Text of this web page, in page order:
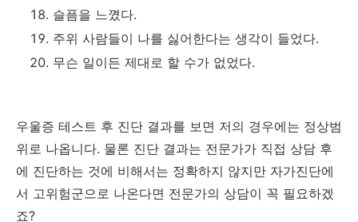
슬픔을 느꼈다.
주위 사람들이 나를 싫어한다는 생각이 들었다.
무슨 일이든 제대로 할 수가 없었다.
우울증 테스트 후 진단 결과를 보면 저의 경우에는 정상범
위로 나옵니다. 물론 진단 결과는 전문가가 직접 상담 후
에 진단하는 것에 비해서는 정확하지 않지만 자가진단에
서 고위험군으로 나온다면 전문가의 상담이 꼭 필요하겠
죠?